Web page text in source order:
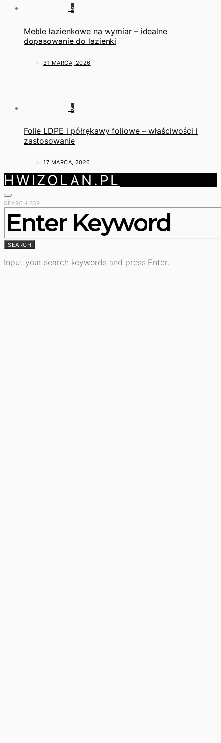
4
Meble łazienkowe na wymiar – idealne
dopasowanie do łazienki
31 MARCA, 2026
5
Folie LDPE i półrękawy foliowe – właściwości i
zastosowanie
17 MARCA, 2026
HWIZOLAN.PL
SEARCH FOR:
SEARCH
Input your search keywords and press Enter.